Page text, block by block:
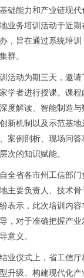
础能力和产业链现
业务培训活动于近
，旨在通过系统培
群。
活动为期三天，邀
学者进行授课。课
度解读、智能制造
新机制以及示范基
案例剖析、现场问
次的知识赋能。
全省各市州工信部
主要负责人、技术
表示，此次培训内
，对于准确把握产
意义。
业仪式上，省工信
升级、构建现代化